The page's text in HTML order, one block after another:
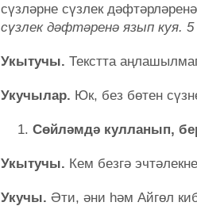
сүзләрне сүзлек
сүзлек дәфтәренә язып куя.
Укытучы. Текстта
Укучылар. Юк, без бөтен
Cөйләмдә кулланып,
Укытучы. Кем безгә
Укучы. Әти, әни һәм Айгөл